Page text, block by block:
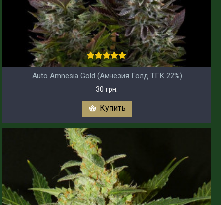
Auto Amnesia Gold (Амнезия Голд ТГК 22%)
30 грн.
Купить